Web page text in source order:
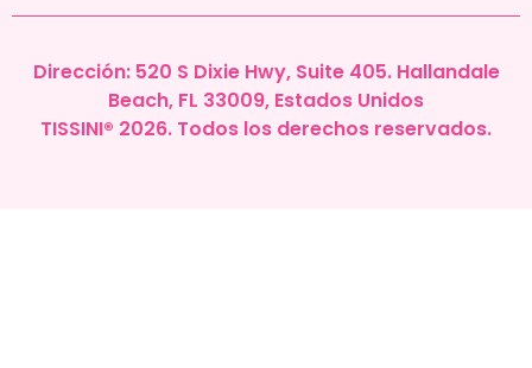
Dirección: 520 S Dixie Hwy, Suite 405. Hallandale
Beach, FL 33009, Estados Unidos
TISSINI® 2026. Todos los derechos reservados.